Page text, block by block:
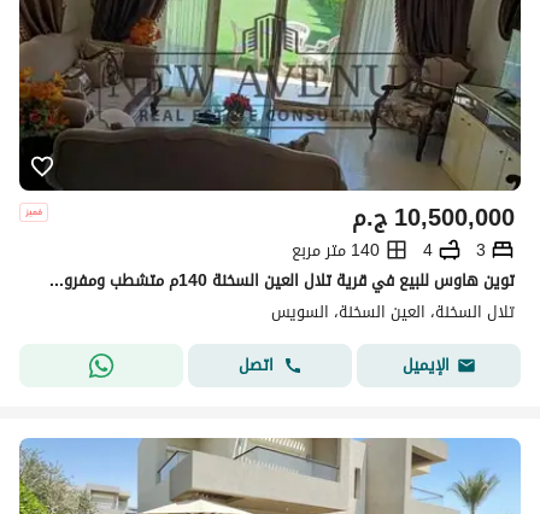
ج.م10,500,000
3
4
140 متر مربع
توين هاوس للبيع في قرية تلال العين السخنة 140م متشطب ومفروش بالكامل موقع مميز بإطلالة بحرية 3 غرف نوم 4 حمامات جاهز للاستلام فرصة استثمارية رائعة
تلال السخنة، العين السخنة، السويس
الإيميل
اتصل